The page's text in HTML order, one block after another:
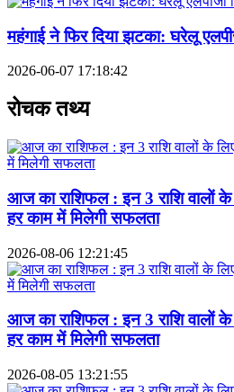
महंगाई ने फिर दिया झटका: घरेलू
2026-06-07 17:18:42
रोचक तथ्य
आज का राशिफल : इन 3 राशि वालों के
हर काम में मिलेगी सफलता
2026-08-06 12:21:45
आज का राशिफल : इन 3 राशि वालों के
हर काम में मिलेगी सफलता
2026-08-05 13:21:55